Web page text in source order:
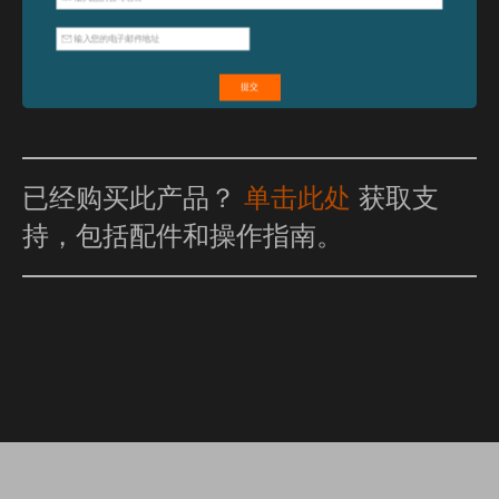
已经购买此产品？ 单击此处 获取支
持，包括配件和操作指南。